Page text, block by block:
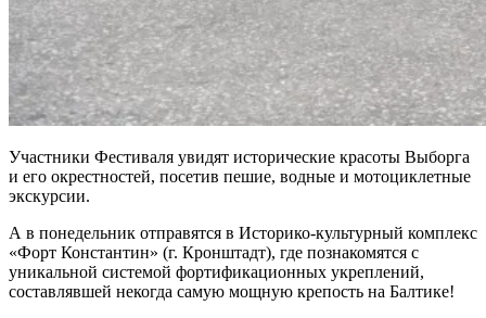
Участники Фестиваля увидят исторические красоты Выборга
и его окрестностей, посетив пешие, водные и мотоциклетные
экскурсии.
А в понедельник отправятся в Историко-культурный комплекс
«Форт Константин» (г. Кронштадт), где познакомятся с
уникальной системой фортификационных укреплений,
составлявшей некогда самую мощную крепость на Балтике!